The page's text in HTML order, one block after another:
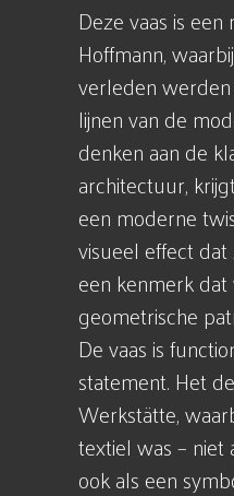
Deze vaas is
Hoffmann,
verleden
lijnen van de
denken aan de
architectuur,
een moderne
visueel effect
een kenmerk
geometrische
De vaas is
statement. Het
Werkstätte,
textiel was –
ook als een